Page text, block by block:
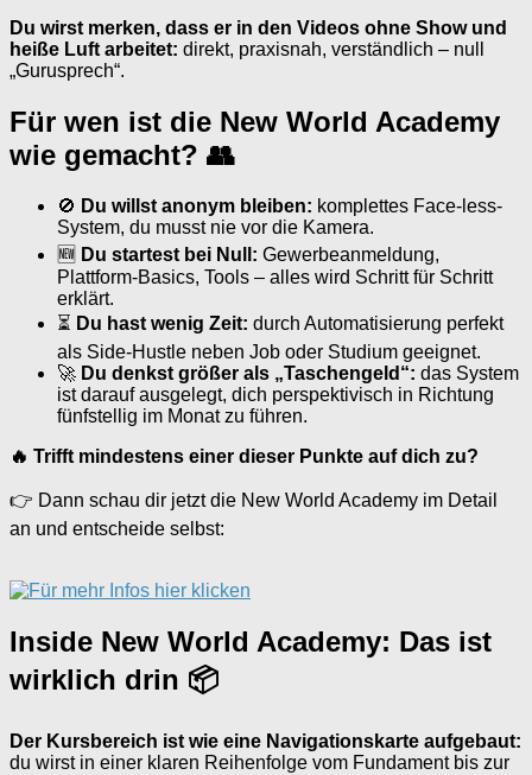
Du wirst merken, dass er in den Videos ohne Show und
heiße Luft arbeitet: direkt, praxisnah, verständlich – null
„Gurusprech“.
Für wen ist die New World Academy
wie gemacht? 👥
🚫 Du willst anonym bleiben: komplettes Face-less-
System, du musst nie vor die Kamera.
🆕 Du startest bei Null: Gewerbeanmeldung,
Plattform-Basics, Tools – alles wird Schritt für Schritt
erklärt.
⏳ Du hast wenig Zeit: durch Automatisierung perfekt
als Side-Hustle neben Job oder Studium geeignet.
🚀 Du denkst größer als „Taschengeld“: das System
ist darauf ausgelegt, dich perspektivisch in Richtung
fünfstellig im Monat zu führen.
🔥 Trifft mindestens einer dieser Punkte auf dich zu?
👉 Dann schau dir jetzt die New World Academy im Detail
an und entscheide selbst:
Inside New World Academy: Das ist
wirklich drin 📦
Der Kursbereich ist wie eine Navigationskarte aufgebaut:
du wirst in einer klaren Reihenfolge vom Fundament bis zur